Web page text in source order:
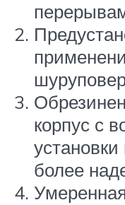
корпус с
более